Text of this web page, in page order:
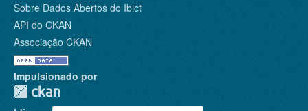
Sobre Dados Abertos do Ibict
API do CKAN
Associação CKAN
Impulsionado por